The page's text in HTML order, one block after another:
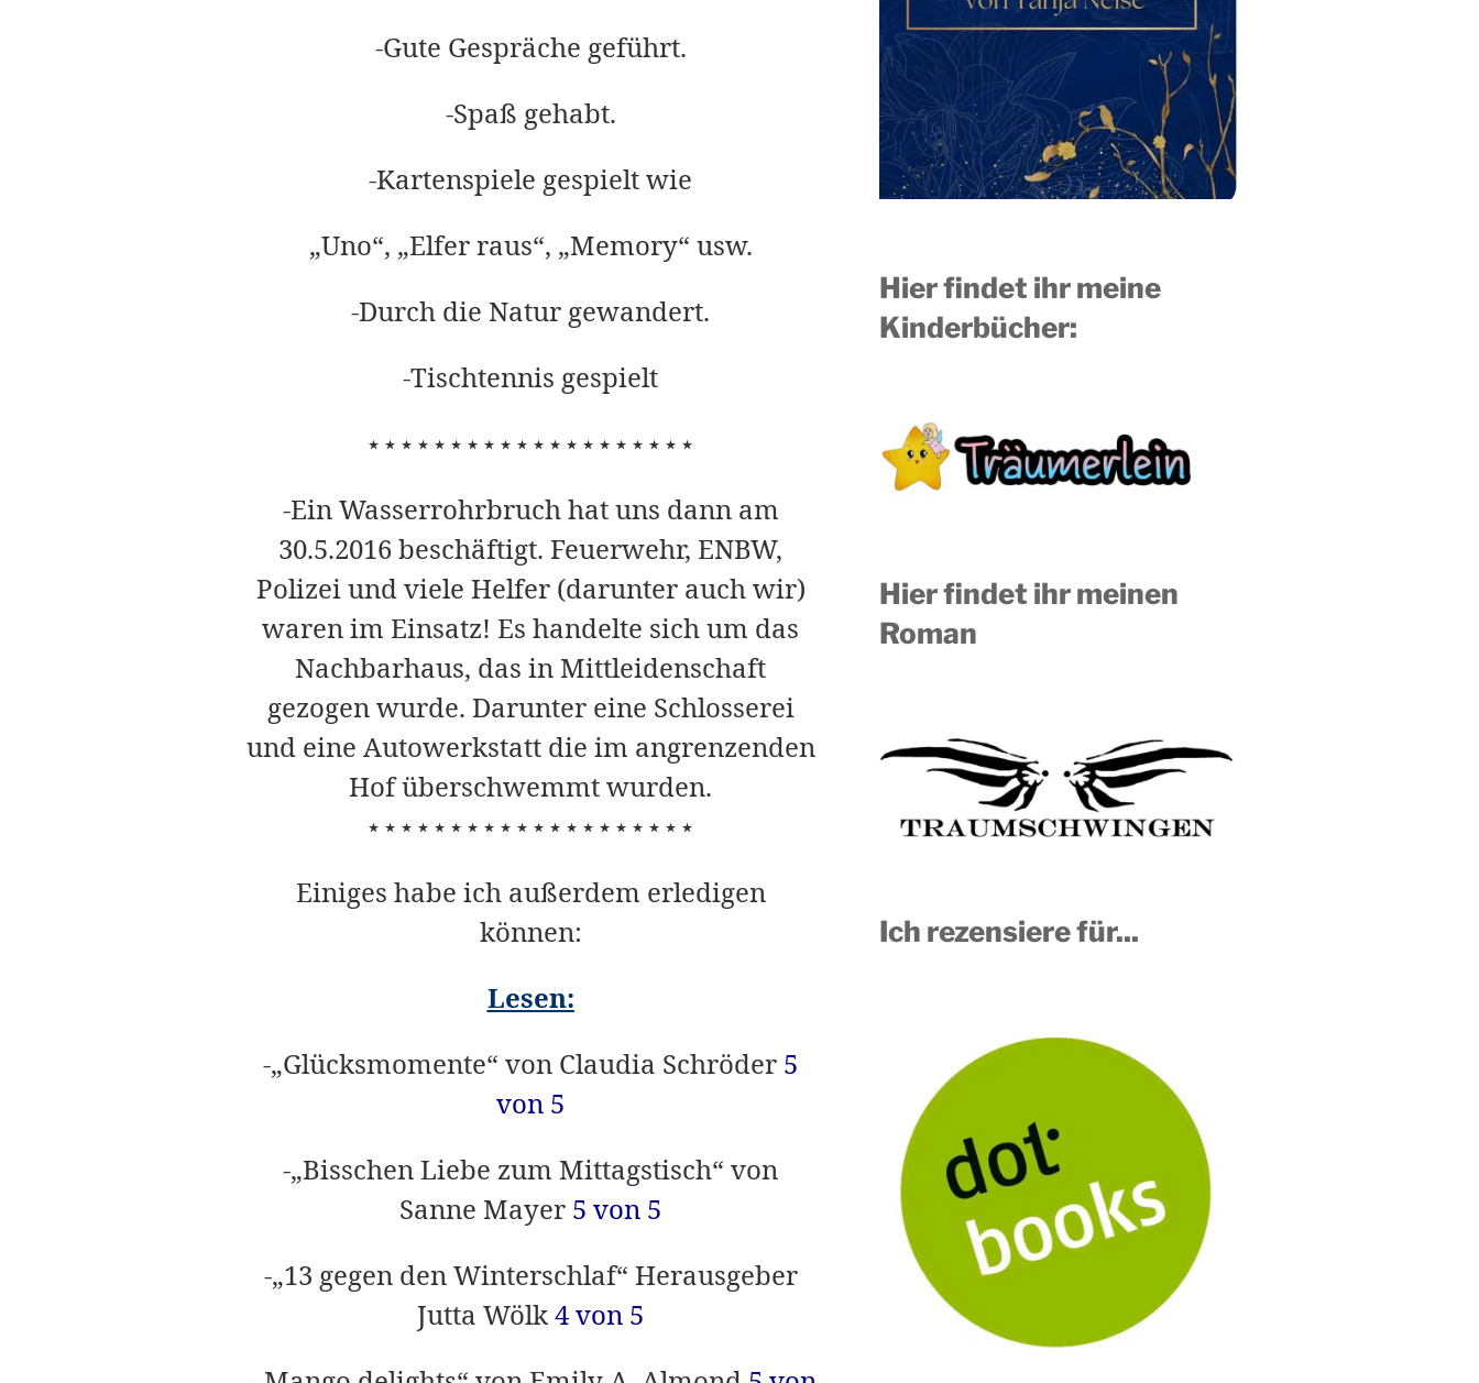
-Gute Gespräche geführt.
-Spaß gehabt.
-Kartenspiele gespielt wie
„Uno“, „Elfer raus“, „Memory“ usw.
-Durch die Natur gewandert.
-Tischtennis gespielt
⋆⋆⋆⋆⋆⋆⋆⋆⋆⋆⋆⋆⋆⋆⋆⋆⋆⋆⋆⋆
-Ein Wasserrohrbruch hat uns dann am
30.5.2016 beschäftigt. Feuerwehr, ENBW,
Polizei und viele Helfer (darunter auch wir)
waren im Einsatz! Es handelte sich um das
Nachbarhaus, das in Mittleidenschaft
gezogen wurde. Darunter eine Schlosserei
und eine Autowerkstatt die im angrenzenden
Hof überschwemmt wurden.
⋆⋆⋆⋆⋆⋆⋆⋆⋆⋆⋆⋆⋆⋆⋆⋆⋆⋆⋆⋆
Einiges habe ich außerdem erledigen
können:
Lesen:
-„Glücksmomente“ von Claudia Schröder 5
von 5
-„Bisschen Liebe zum Mittagstisch“ von
Sanne Mayer 5 von 5
-„13 gegen den Winterschlaf“ Herausgeber
Jutta Wölk4 von 5
Hier findet ihr meine
Kinderbücher:
Hier findet ihr meinen
Roman
Ich rezensiere für...